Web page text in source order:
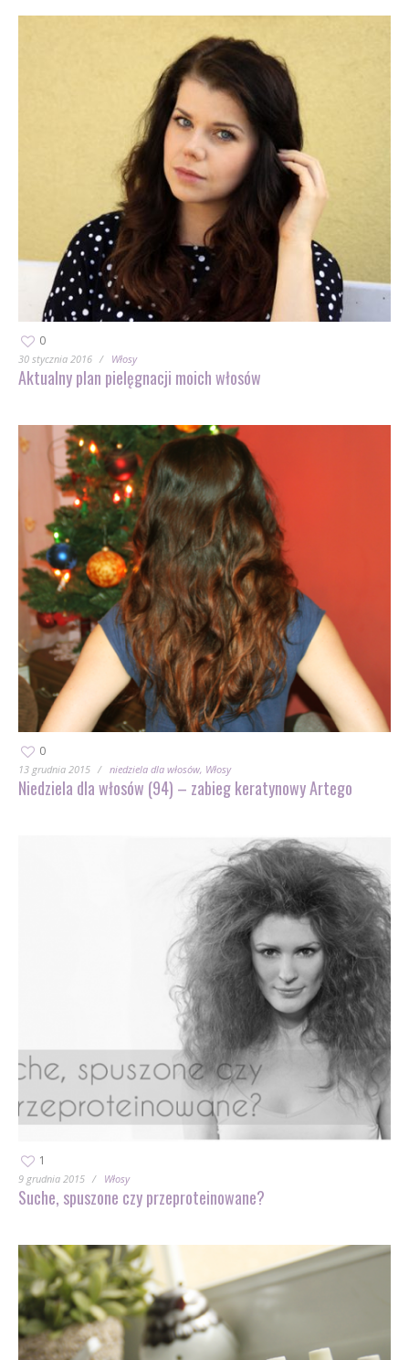
0
30 stycznia 2016 Włosy
Aktualny plan pielęgnacji moich włosów
0
13 grudnia 2015 niedziela dla włosów Włosy
Niedziela dla włosów (94) – zabieg keratynowy Artego
1
9 grudnia 2015 Włosy
Suche, spuszone czy przeproteinowane?